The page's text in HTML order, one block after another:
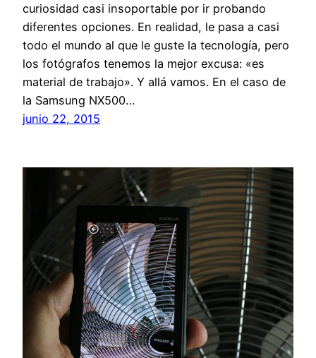
curiosidad casi insoportable por ir probando
diferentes opciones. En realidad, le pasa a casi
todo el mundo al que le guste la tecnología, pero
los fotógrafos tenemos la mejor excusa: «es
material de trabajo». Y allá vamos. En el caso de
la Samsung NX500…
junio 22, 2015